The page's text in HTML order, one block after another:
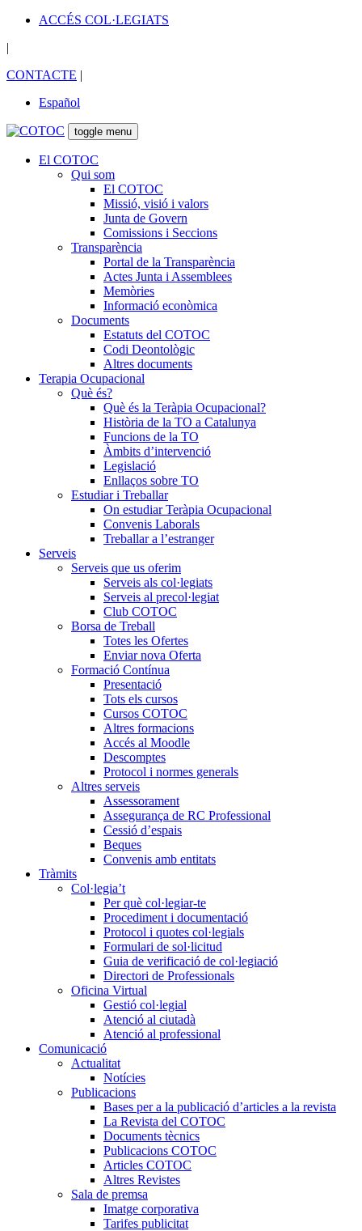
ACCÉS COL·LEGIATS
|
CONTACTE |
Español
toggle menu
El COTOC
Qui som
El COTOC
Missió, visió i valors
Junta de Govern
Comissions i Seccions
Transparència
Portal de la Transparència
Actes Junta i Assemblees
Memòries
Informació econòmica
Documents
Estatuts del COTOC
Codi Deontològic
Altres documents
Terapia Ocupacional
Què és?
Què és la Teràpia Ocupacional?
Història de la TO a Catalunya
Funcions de la TO
Àmbits d’intervenció
Legislació
Enllaços sobre TO
Estudiar i Treballar
On estudiar Teràpia Ocupacional
Convenis Laborals
Treballar a l’estranger
Serveis
Serveis que us oferim
Serveis als col·legiats
Serveis al precol·legiat
Club COTOC
Borsa de Treball
Totes les Ofertes
Enviar nova Oferta
Formació Contínua
Presentació
Tots els cursos
Cursos COTOC
Altres formacions
Accés al Moodle
Descomptes
Protocol i normes generals
Altres serveis
Assessorament
Assegurança de RC Professional
Cessió d’espais
Beques
Convenis amb entitats
Tràmits
Col·legia’t
Per què col·legiar-te
Procediment i documentació
Protocol i quotes col·legials
Formulari de sol·licitud
Guia de verificació de col·legiació
Directori de Professionals
Oficina Virtual
Gestió col·legial
Atenció al ciutadà
Atenció al professional
Comunicació
Actualitat
Notícies
Publicacions
Bases per a la publicació d’articles a la revista
La Revista del COTOC
Documents tècnics
Publicacions COTOC
Articles COTOC
Altres Revistes
Sala de premsa
Imatge corporativa
Tarifes publicitat